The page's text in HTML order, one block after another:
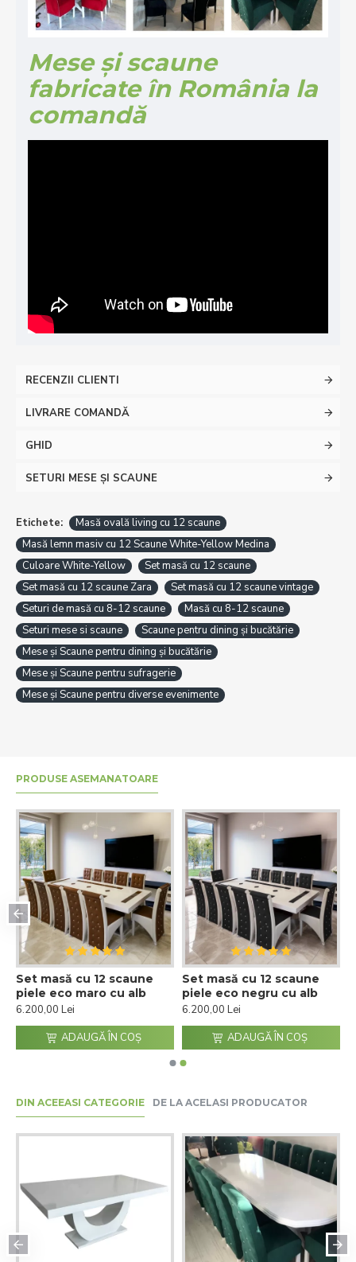
Mese și scaune
fabricate în România la
comandă
RECENZII CLIENTI
LIVRARE COMANDĂ
GHID
SETURI MESE ȘI SCAUNE
Etichete:
Masă ovală living cu 12 scaune
Masă lemn masiv cu 12 Scaune White-Yellow Medina
Culoare White-Yellow
Set masă cu 12 scaune
Set masă cu 12 scaune Zara
Set masă cu 12 scaune vintage
Seturi de masă cu 8-12 scaune
Masă cu 8-12 scaune
Seturi mese si scaune
Scaune pentru dining și bucătărie
Mese și Scaune pentru dining și bucătărie
Mese și Scaune pentru sufragerie
Mese și Scaune pentru diverse evenimente
PRODUSE ASEMANATOARE
Set masă cu 12 scaune
piele eco maro cu alb
6.200,00 Lei
ADAUGĂ ÎN COŞ
Set masă cu 12 scaune
piele eco negru cu alb
6.200,00 Lei
ADAUGĂ ÎN COŞ
DIN ACEEASI CATEGORIE DE LA ACELASI PRODUCATOR